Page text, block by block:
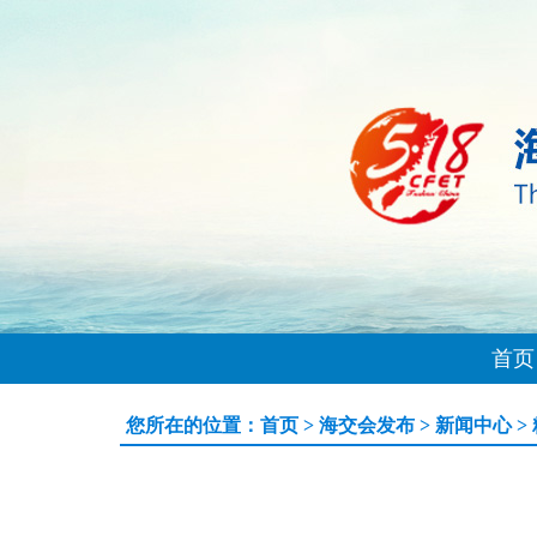
首页
您所在的位置： 首页 > 海交会发布 > 新闻中心>